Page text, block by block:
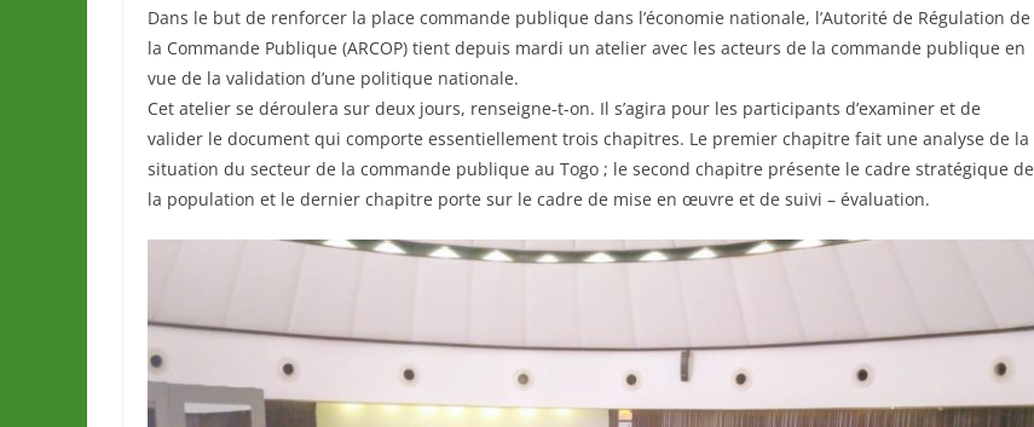
Dans le but de renforcer la place commande publique dans l’économie nationale, l’Autorité de Régulation de
la Commande Publique (ARCOP) tient depuis mardi un atelier avec les acteurs de la commande publique en
vue de la validation d’une politique nationale.
Cet atelier se déroulera sur deux jours, renseigne-t-on. Il s’agira pour les participants d’examiner et de
valider le document qui comporte essentiellement trois chapitres. Le premier chapitre fait une analyse de la
situation du secteur de la commande publique au Togo ; le second chapitre présente le cadre stratégique de
la population et le dernier chapitre porte sur le cadre de mise en œuvre et de suivi – évaluation.